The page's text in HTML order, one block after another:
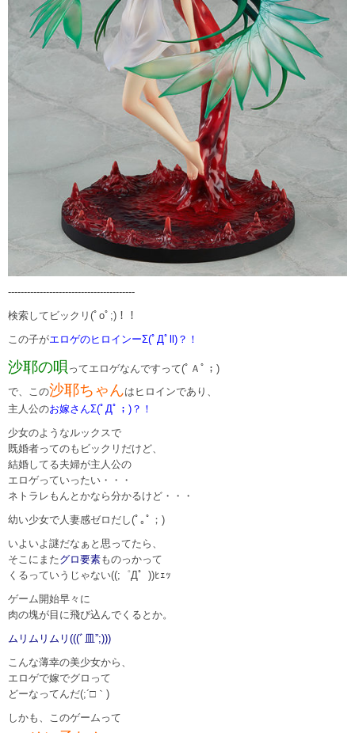
----------------------------------------
検索してビックリ(ﾟoﾟ;)！！
この子がエロゲのヒロインーΣ(ﾟДﾟll)？！
沙耶の唄 ってエロゲなんですって(ﾟＡﾟ；)
で、この沙耶ちゃんはヒロインであり、
主人公のお嫁さんΣ(ﾟДﾟ；)？！
少女のようなルックスで
既婚者ってのもビックリだけど、
結婚してる夫婦が主人公の
エロゲっていったい・・・
ネトラレもんとかなら分かるけど・・・
幼い少女で人妻感ゼロだし(ﾟ｡ﾟ；)
いよいよ謎だなぁと思ってたら、
そこにまたグロ要素ものっかって
くるっていうじゃない((;゜Д゜))ﾋｪｯ
ゲーム開始早々に
肉の塊が目に飛び込んでくるとか。
ムリムリムリ(((ﾞ皿”;)))
こんな薄幸の美少女から、
エロゲで嫁でグロって
どーなってんだ(;´□｀)
しかも、このゲームって